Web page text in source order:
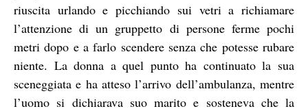
riuscita urlando e picchiando sui vetri a richiamare
l’attenzione di un gruppetto di persone ferme pochi
metri dopo e a farlo scendere senza che potesse rubare
niente. La donna a quel punto ha continuato la sua
sceneggiata e ha atteso l’arrivo dell’ambulanza, mentre
l’uomo si dichiarava suo marito e sosteneva che la